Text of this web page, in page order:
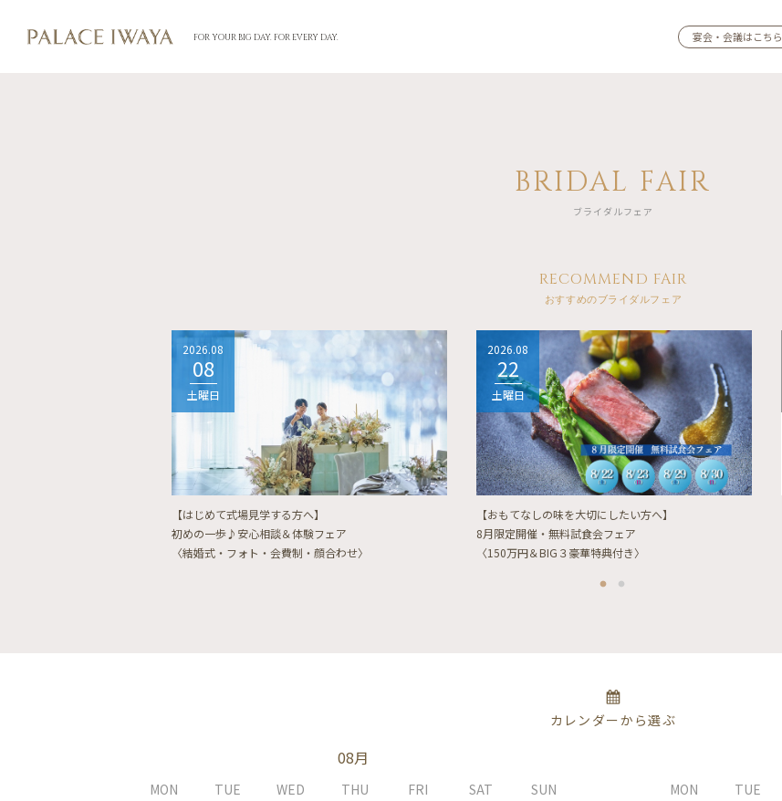
FOR YOUR BIG DAY. FOR EVERY DAY. 宴会・会議はこちら
BRIDAL FAIR
ブライダルフェア
RECOMMEND FAIR
おすすめのブライダルフェア
2026.08
08
土曜日
【はじめて式場見学する方へ】
初めの一歩♪安心相談＆体験フェア
〈結婚式・フォト・会費制・顔合わせ〉
2026.08
22
土曜日
【おもてなしの味を大切にしたい方へ】
8月限定開催・無料試食会フェア
〈150万円＆BIG３豪華特典付き〉
カレンダーから選ぶ
08月
MON TUE WED THU FRI SAT SUN MON TUE